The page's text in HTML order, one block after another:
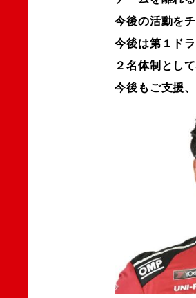
今後の活動を
今後は第１ド
２名体制とし
今後もご支援